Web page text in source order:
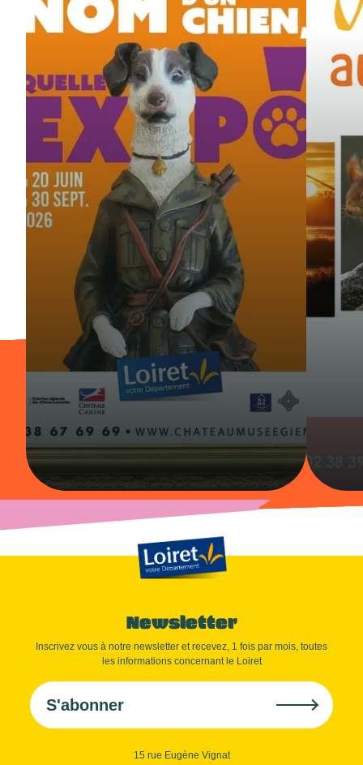
Newsletter
Inscrivez vous à notre newsletter et recevez, 1 fois par mois, toutes
les informations concernant le Loiret
S'abonner
15 rue Eugène Vignat